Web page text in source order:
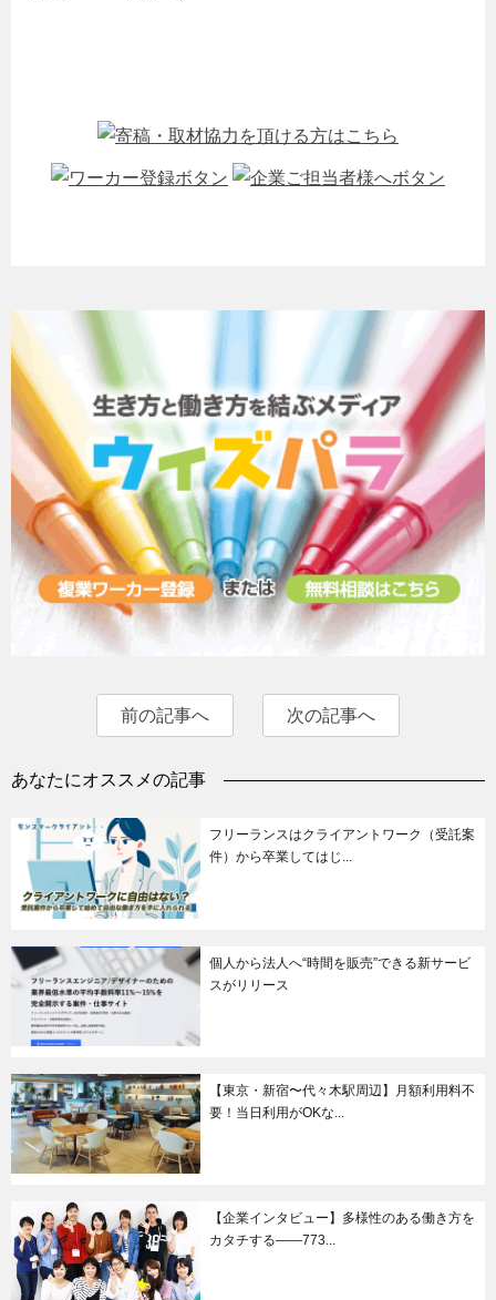
前の記事へ 次の記事へ
あなたにオススメの記事
フリーランスはクライアントワーク（受託案
件）から卒業してはじ...
個人から法人へ“時間を販売”できる新サービ
スがリリース
【東京・新宿〜代々木駅周辺】月額利用料不
要！当日利用がOKな...
【企業インタビュー】多様性のある働き方を
カタチする——773...